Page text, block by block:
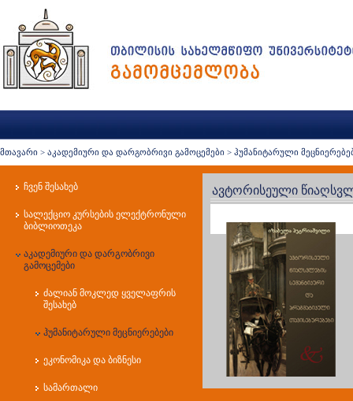
მთავარი > აკადემიური და დარგობრივი გამოცემები > ჰუმანიტარული
ჩვენ შესახებ
სალექციო კურსების ელექტრონული
ბიბლიოთეკა
აკადემიური და დარგობრივი
გამოცემები
ძალიან მოკლედ ყველაფრის
შესახებ
ჰუმანიტარული მეცნიერებები
ეკონომიკა და ბიზნესი
სამართალი
ავტორისეული